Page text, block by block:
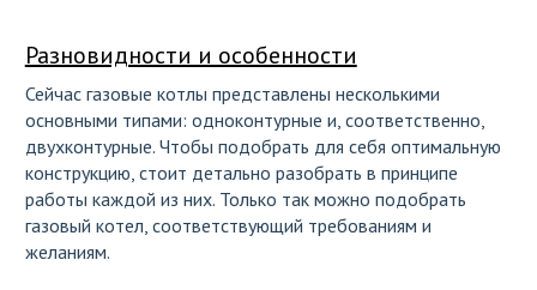
Разновидности и особенности
Сейчас газовые котлы представлены несколькими
основными типами: одноконтурные и, соответственно,
двухконтурные. Чтобы подобрать для себя оптимальную
конструкцию, стоит детально разобрать в принципе
работы каждой из них. Только так можно подобрать
газовый котел, соответствующий требованиям и
желаниям.